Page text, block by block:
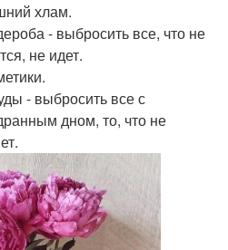
хлам.
- выбросить все, что не
не идет.
- выбросить все с
дном, то, что не